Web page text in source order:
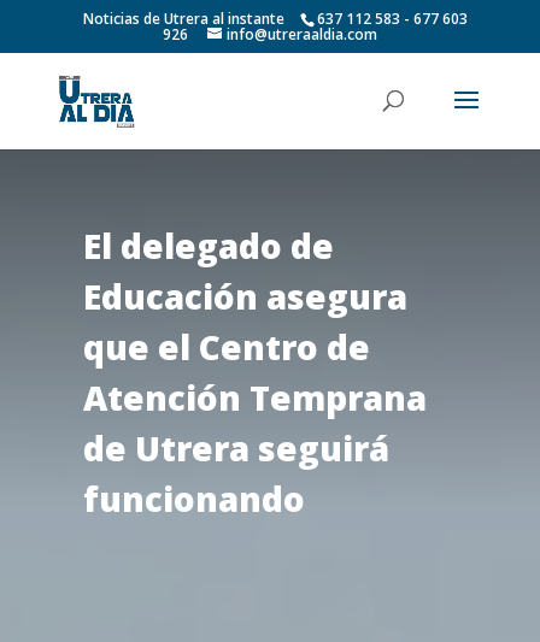
Noticias de Utrera al instante 637 112 583 - 677 603
926 info@utreraaldia.com
El delegado de
Educación asegura
que el Centro de
Atención Temprana
de Utrera seguirá
funcionando